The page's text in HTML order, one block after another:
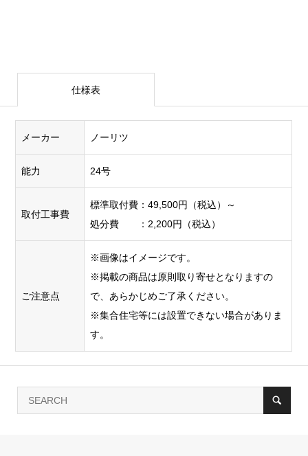
仕様表
メーカー ノーリツ
能力 24号
取付工事費
標準取付費：49,500円（税込）～
処分費 ：2,200円（税込）
ご注意点
※画像はイメージです。
※掲載の商品は原則取り寄せとなりますの
で、あらかじめご了承ください。
※集合住宅等には設置できない場合がありま
す。